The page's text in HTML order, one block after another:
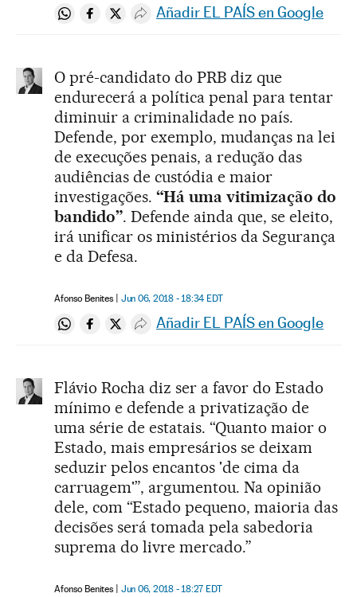
Compartir en Whatsapp
Compartir en Facebook
Compartir en Twitter
Desplegar Redes Sociales
Añadir EL PAÍS en Google
O pré-candidato do PRB diz que
endurecerá a política penal para tentar
diminuir a criminalidade no país.
Defende, por exemplo, mudanças na lei
de execuções penais, a redução das
audiências de custódia e maior
investigações. “Há uma vitimização do
bandido”. Defende ainda que, se eleito,
irá unificar os ministérios da Segurança
e da Defesa.
Afonso Benites Jun 06, 2018 - 18:34 EDT
Compartir en Whatsapp
Compartir en Facebook
Compartir en Twitter
Desplegar Redes Sociales
Añadir EL PAÍS en Google
Flávio Rocha diz ser a favor do Estado
mínimo e defende a privatização de
uma série de estatais. “Quanto maior o
Estado, mais empresários se deixam
seduzir pelos encantos 'de cima da
carruagem'”, argumentou. Na opinião
dele, com “Estado pequeno, maioria das
decisões será tomada pela sabedoria
suprema do livre mercado.”
Afonso Benites Jun 06, 2018 - 18:27 EDT